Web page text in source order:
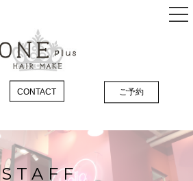
CONTACT ご予約
STAFF